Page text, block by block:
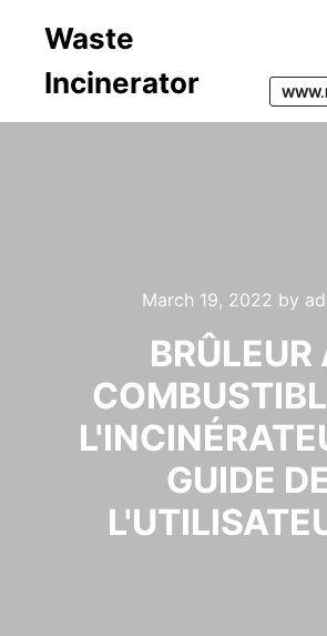
Waste
Incinerator
March 19, 2022 by
BRÛLEUR
GUIDE